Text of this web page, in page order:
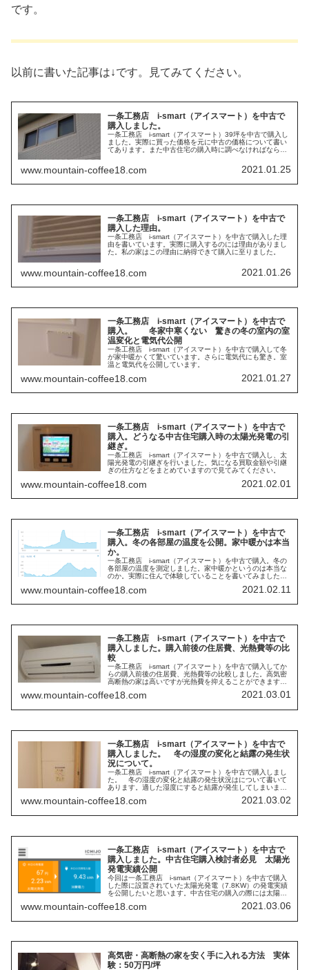
です。
以前に書いた記事は↓です。見てみてください。
一条工務店 i-smart（アイスマート）を中古で
購入しました。
一条工務店 i-smart（アイスマート）39坪を中古で購入し
ました。実際に買った価格を元に中古の価格について書い
てあります。また中古住宅の購入時に調べなければならな
www.mountain-coffee18.com 2021.01.25
一条工務店 i-smart（アイスマート）を中古で
購入した理由。
一条工務店 i-smart（アイスマート）を中古で購入した理
由を書いています。実際に購入するのには理由がありまし
た。私の家はこの理由に納得できて購入に至りました。
www.mountain-coffee18.com 2021.01.26
一条工務店 i-smart（アイスマート）を中古で
購入。 冬家中寒くない 驚きの冬の室内の室
温変化と電気代公開
一条工務店 i-smart（アイスマート）を中古で購入して冬
が家中暖かくて驚いています。さらに電気代にも驚き。室
温と電気代を公開しています。
www.mountain-coffee18.com 2021.01.27
一条工務店 i-smart（アイスマート）を中古で
購入。どうなる中古住宅購入時の太陽光発電の引
継ぎ。
一条工務店 i-smart（アイスマート）を中古で購入し、太
陽光発電の引継ぎを行いました。気になる買取金額や引継
ぎの仕方などをまとめていますので見てみてください。
www.mountain-coffee18.com 2021.02.01
一条工務店 i-smart（アイスマート）を中古で
購入。冬の各部屋の温度を公開。家中暖かは本当
か。
一条工務店 i-smart（アイスマート）を中古で購入。冬の
各部屋の温度を測定しました。家中暖かというのは本当な
のか。実際に住んで体験していることを書いてみました。
さい。
www.mountain-coffee18.com 2021.02.11
一条工務店 i-smart（アイスマート）を中古で
購入しました。購入前後の住居費、光熱費等の比
較
一条工務店 i-smart（アイスマート）を中古で購入してか
らの購入前後の住居費、光熱費等の比較しました。高気密
高断熱の家は高いですが光熱費を抑えることができます。
ことができます。中古のi-smart（アイスマート）を購入す
www.mountain-coffee18.com 2021.03.01
一条工務店 i-smart（アイスマート）を中古で
購入しました。 冬の湿度の変化と結露の発生状
況について。
一条工務店 i-smart（アイスマート）を中古で購入しまし
た。 冬の湿度の変化と結露の発生状況はについて書いて
あります。適した湿度にすると結露が発生してしまいま
の発生はどうなるのか。
www.mountain-coffee18.com 2021.03.02
一条工務店 i-smart（アイスマート）を中古で
購入しました。中古住宅購入検討者必見 太陽光
発電実績公開
今回は一条工務店 i-smart（アイスマート）を中古で購入
した際に設置されていた太陽光発電（7.8KW）の発電実績
を公開したいと思います。中古住宅の購入の際には太陽光
えている人は必見です。
www.mountain-coffee18.com 2021.03.06
高気密・高断熱の家を安く手に入れる方法 実体
験：50万円/坪